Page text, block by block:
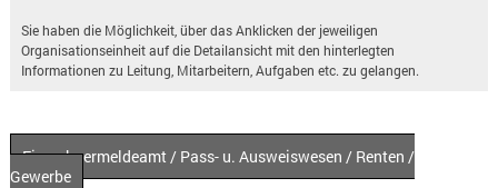
Sie haben die Möglichkeit, über das Anklicken der jeweiligen
Organisationseinheit auf die Detailansicht mit den hinterlegten
Informationen zu Leitung, Mitarbeitern, Aufgaben etc. zu gelangen.
Einwohnermeldeamt / Pass- u. Ausweiswesen / Renten /
Gewerbe